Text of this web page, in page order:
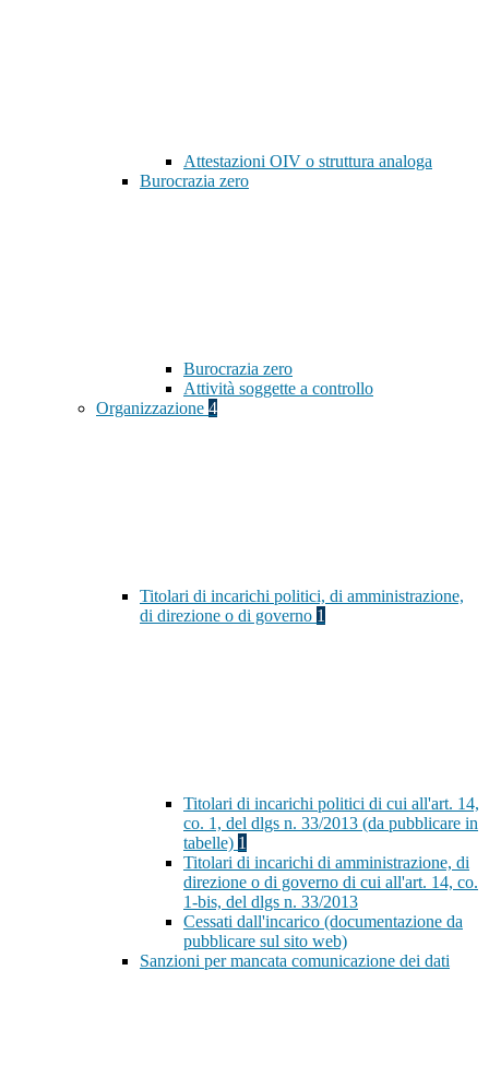
Attestazioni OIV o struttura analoga
Burocrazia zero
Burocrazia zero
Attività soggette a controllo
Organizzazione 4
Titolari di incarichi politici, di amministrazione,
di direzione o di governo 1
Titolari di incarichi politici di cui all'art. 14,
co. 1, del dlgs n. 33/2013 (da pubblicare in
tabelle) 1
Titolari di incarichi di amministrazione, di
direzione o di governo di cui all'art. 14, co.
1-bis, del dlgs n. 33/2013
Cessati dall'incarico (documentazione da
pubblicare sul sito web)
Sanzioni per mancata comunicazione dei dati